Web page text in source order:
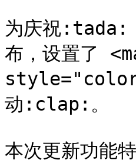
为庆祝
布，设置了
动:clap:。
本次更新功能特